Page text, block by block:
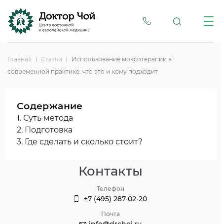
Главная Статьи
Использование моксотерапии в
современной практике: что это и кому подходит
Содержание
1. Суть метода
2. Подготовка
3. Где сделать и сколько стоит?
Контакты
Телефон
+7 (495) 287-02-20
Почта